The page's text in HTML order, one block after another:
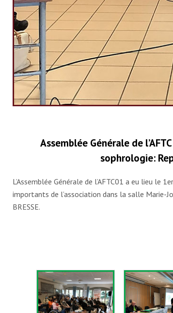
Assemblée Générale de
sophrologie:
L’Assemblée Générale de l’AFTC01 a eu lieu le
importants de l’association dans la salle Marie-
BRESSE.